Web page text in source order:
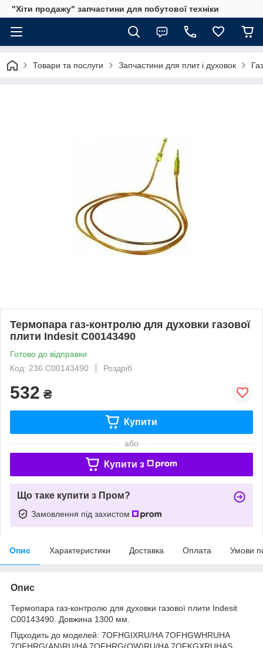
"Хіти продажу" запчастини для побутової техніки
Товари та послуги Запчастини для плит і духовок
Термопара газ-контролю для духовки газової
плити Indesit C00143490
Готово до відправки
Код: 236.C00143490
Роздріб
532 ₴
Купити
або
Купити з
Що таке купити з Пром?
Замовлення під захистом
Опис Характеристики Доставка Оплата Умови
Опис
Термопара газ-контролю для духовки газової плити Indesit
C00143490. Довжина 1300 мм.
Підходить до моделей: 7OFHGIXRU/HA 7OFHGWHRUHA
7OFHRG(AN)RU/HA 7OFHRG(OW)RU/HA 7OFKGXRUHAS